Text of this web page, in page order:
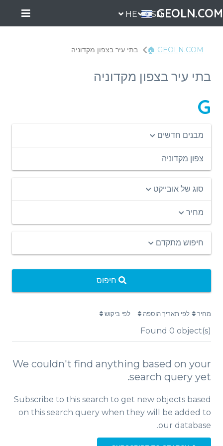
GEOLN.COM
HE USD
GEOLN.COM 🏠 בתי עיר בצפון מקדוניה
בתי עיר בצפון מקדוניה
G
מבנים חדשים
צפון מקדוניה
סוג של אובייקט
מחיר
חיפוש מתקדם
חיפוס
מחיר לפי תאריך הוספה לפי ביקוש
Found 0 object(s)
We couldn't find anything based on your
search query yet.
Subscribe to this search to get new objects based
on this search query when they will be added to
our database.